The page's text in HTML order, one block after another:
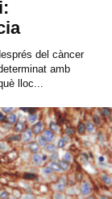
del càncer
amb
lloc...